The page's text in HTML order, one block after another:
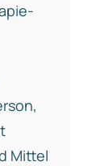
Mittel